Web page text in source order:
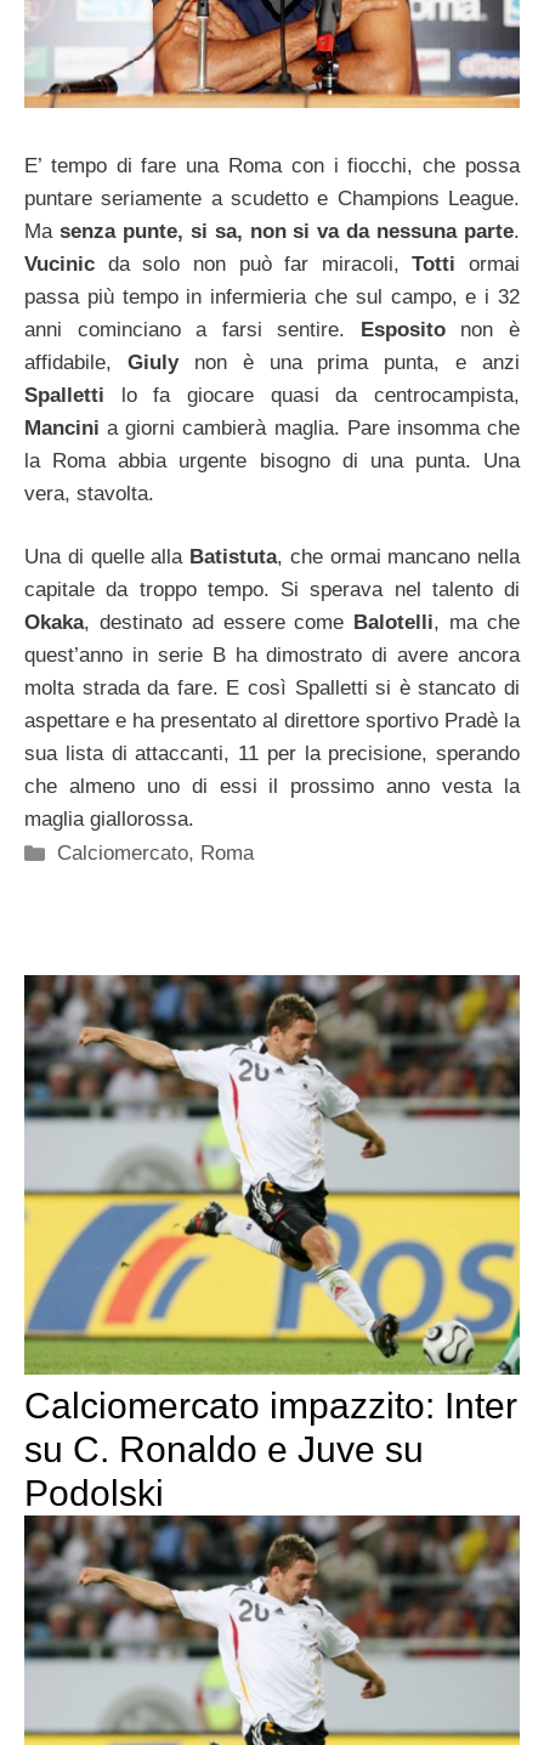
E’ tempo di fare una Roma con i fiocchi, che possa
puntare seriamente a scudetto e Champions League.
Ma senza punte, si sa, non si va da nessuna parte.
Vucinic da solo non può far miracoli,Totti ormai
passa più tempo in infermieria che sul campo, e i 32
anni cominciano a farsi sentire. Esposito non è
affidabile, Giuly non è una prima punta, e anzi
Spalletti lo fa giocare quasi da centrocampista,
Mancinia giorni cambierà maglia. Pare insomma che
la Roma abbia urgente bisogno di una punta. Una
vera, stavolta.
Una di quelle alla Batistuta, che ormai mancano nella
capitale da troppo tempo. Si sperava nel talento di
Okaka, destinato ad essere come Balotelli, ma che
quest’anno in serie B ha dimostrato di avere ancora
molta strada da fare. E così Spalletti si è stancato di
aspettare e ha presentato al direttore sportivo Pradè la
sua lista di attaccanti, 11 per la precisione, sperando
che almeno uno di essi il prossimo anno vesta la
maglia giallorossa.
Categorie
Calciomercato, Roma
Calciomercato impazzito: Inter
su C. Ronaldo e Juve su
Podolski